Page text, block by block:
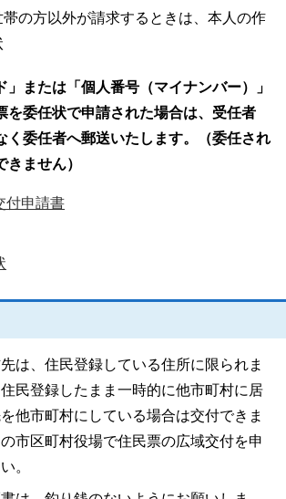
の方以外が請求するときは、本人の作
または「個人番号（マイナンバー）」
を委任状で申請された場合は、受任者
く委任者へ郵送いたします。（委任され
ません）
付申請書
は、住民登録している住所に限られま
民登録したまま一時的に他市町村に居
他市町村にしている場合は交付できま
市区町村役場で住民票の広域交付を申
。